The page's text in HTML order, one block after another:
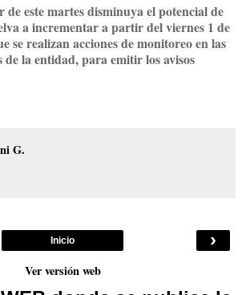
de este martes disminuya el potencial de
a incrementar a partir del viernes 1 de
se realizan acciones de monitoreo en las
de la entidad, para emitir los avisos
G.
›
Inicio
Ver versión web